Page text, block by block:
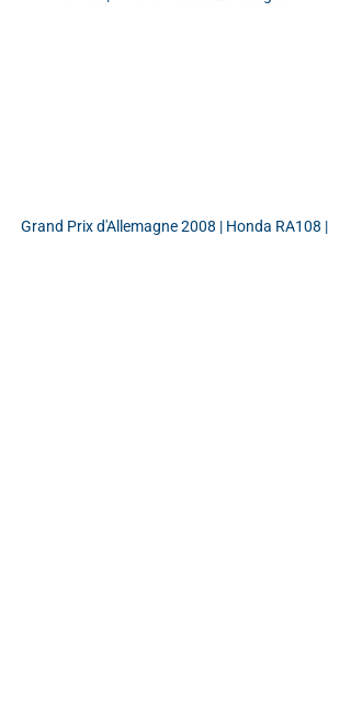
Grand Prix d'Allemagne 2008 | Honda RA108 |